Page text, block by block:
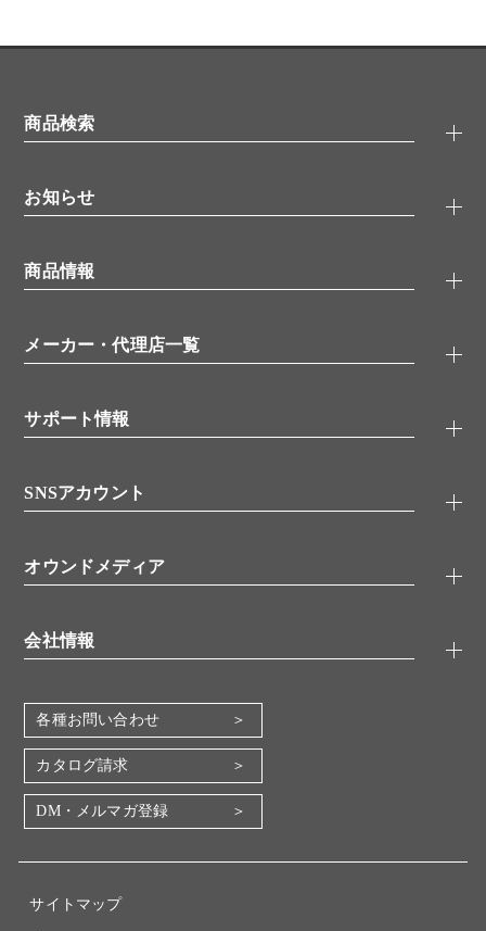
商品検索
タンパク質検索
ELISA/ELISpot検索
品番検索
お知らせ
無料サンプル
ウェビナー （オンラインセミナー）
学会・展示スケジュール
商品情報
抗体
シグナル伝達
糖類／レクチン
分子生物
バイオメディカル(環境・食品)
機器・消耗品
メーカー・代理店一覧
代理店
サポート情報
アプリケーションノート
書類ダウンロード
SNSアカウント
YouTube
オウンドメディア
会社情報
会社概要
地図・アクセス（本社）
IR情報
電子公告
各種お問い合わせ
カタログ請求
DM・メルマガ登録
サイトマップ